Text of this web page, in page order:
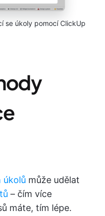
se úkoly pomocí ClickUp
úkolů může udělat
– čím více
máte, tím lépe.